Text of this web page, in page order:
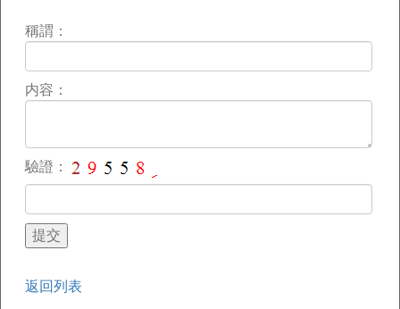
稱謂：
内容：
驗證：
返回列表